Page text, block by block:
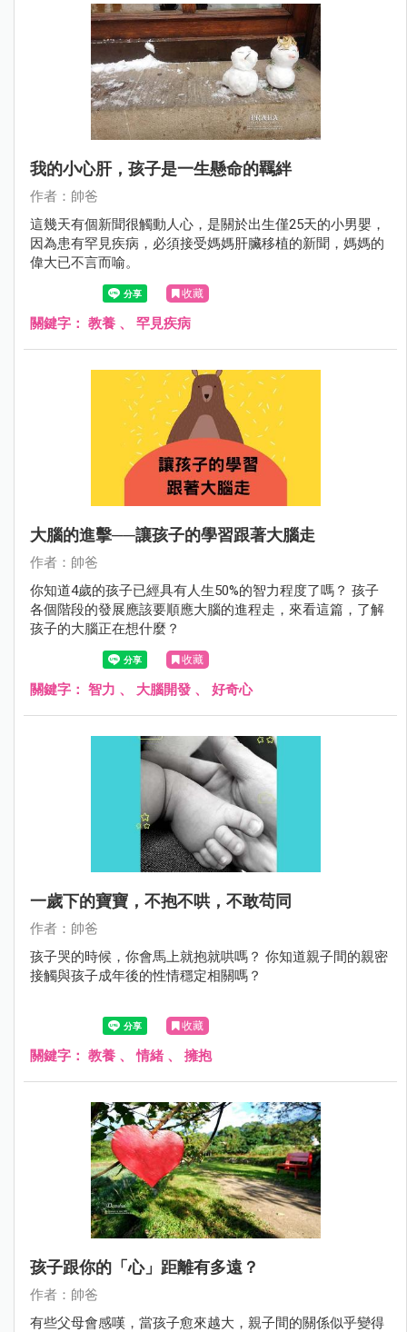
我的小心肝，孩子是一生懸命的羈絆
作者：帥爸
這幾天有個新聞很觸動人心，是關於出生僅25天的小男嬰，
因為患有罕見疾病，必須接受媽媽肝臟移植的新聞，媽媽的
偉大已不言而喻。
收藏
關鍵字： 教養 、 罕見疾病
大腦的進擊──讓孩子的學習跟著大腦走
作者：帥爸
你知道4歲的孩子已經具有人生50%的智力程度了嗎？ 孩子
各個階段的發展應該要順應大腦的進程走，來看這篇，了解
孩子的大腦正在想什麼？
收藏
關鍵字： 智力 、 大腦開發 、 好奇心
一歲下的寶寶，不抱不哄，不敢苟同
作者：帥爸
孩子哭的時候，你會馬上就抱就哄嗎？ 你知道親子間的親密
接觸與孩子成年後的性情穩定相關嗎？
收藏
關鍵字： 教養 、情緒 、 擁抱
孩子跟你的「心」距離有多遠？
作者：帥爸
有些父母會感嘆，當孩子愈來越大，親子間的關係似乎變得